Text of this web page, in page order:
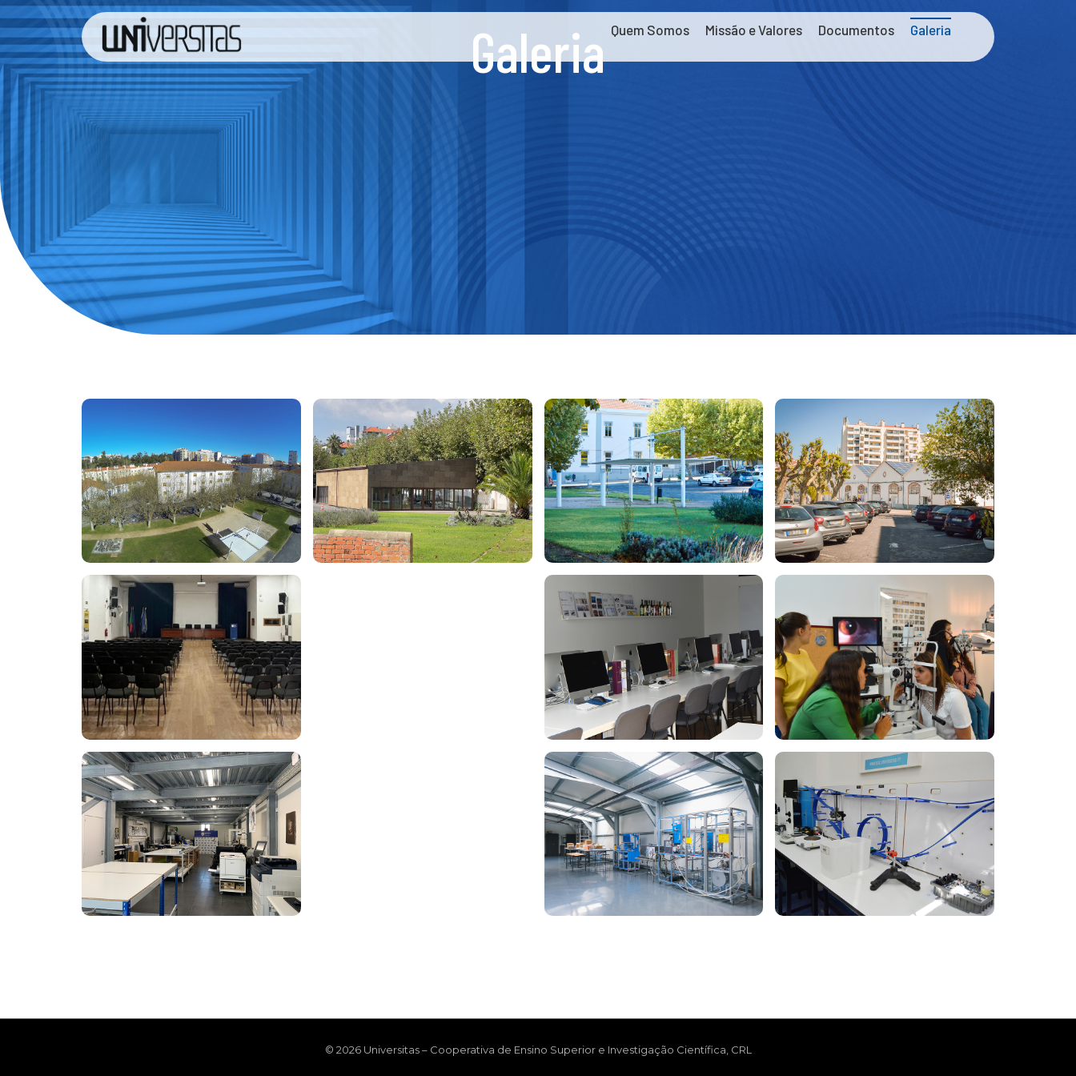
Quem Somos Missão e Valores Documentos Galeria
Galeria
© 2026 Universitas – Cooperativa de Ensino Superior e Investigação Científica, CRL